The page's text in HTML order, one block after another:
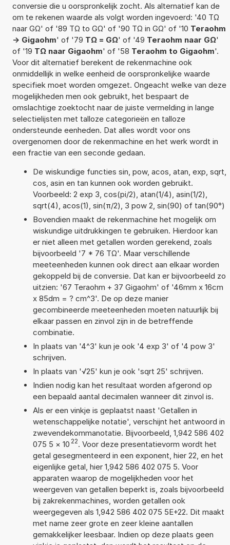
conversie die u oorspronkelijk zocht. Als alternatief kan de
om te rekenen waarde als volgt worden ingevoerd: '40 TΩ
naar GΩ' of '89 TΩ to GΩ' of '90 TΩ in GΩ' of '10 Teraohm
-> Gigaohm' of '79 TΩ = GΩ' of '49 Teraohm naar GΩ'
of '19 TΩ naar Gigaohm' of '58 Teraohm to Gigaohm'.
Voor dit alternatief berekent de rekenmachine ook
onmiddellijk in welke eenheid de oorspronkelijke waarde
specifiek moet worden omgezet. Ongeacht welke van deze
mogelijkheden men ook gebruikt, het bespaart de
omslachtige zoektocht naar de juiste vermelding in lange
selectielijsten met talloze categorieën en talloze
ondersteunde eenheden. Dat alles wordt voor ons
overgenomen door de rekenmachine en het werk wordt in
een fractie van een seconde gedaan.
De wiskundige functies sin, pow, acos, atan, exp, sqrt,
cos, asin en tan kunnen ook worden gebruikt.
Voorbeeld: 2 exp 3, cos(pi/2), atan(1/4), asin(1/2),
sqrt(4), acos(1), sin(π/2), 3 pow 2, sin(90) of tan(90°)
Bovendien maakt de rekenmachine het mogelijk om
wiskundige uitdrukkingen te gebruiken. Hierdoor kan
er niet alleen met getallen worden gerekend, zoals
bijvoorbeeld '7 * 76 TΩ'. Maar verschillende
meeteenheden kunnen ook direct aan elkaar worden
gekoppeld bij de conversie. Dat kan er bijvoorbeeld zo
uitzien: '67 Teraohm + 37 Gigaohm' of '46mm x 16cm
x 85dm = ? cm^3'. De op deze manier
gecombineerde meeteenheden moeten natuurlijk bij
elkaar passen en zinvol zijn in de betreffende
combinatie.
In plaats van '4^3' kun je ook '4 exp 3' of '4 pow 3'
schrijven.
In plaats van '√25' kun je ook 'sqrt 25' schrijven.
Indien nodig kan het resultaat worden afgerond op
een bepaald aantal decimalen wanneer dit zinvol is.
Als er een vinkje is geplaatst naast 'Getallen in
wetenschappelijke notatie', verschijnt het antwoord in
zwevendekommanotatie. Bijvoorbeeld, 1,942 586 402
075 5 × 10 22. Voor deze presentatievorm wordt het
getal gesegmenteerd in een exponent, hier 22, en het
eigenlijke getal, hier 1,942 586 402 075 5. Voor
apparaten waarop de mogelijkheden voor het
weergeven van getallen beperkt is, zoals bijvoorbeeld
bij zakrekenmachines, worden getallen ook
weergegeven als 1,942 586 402 075 5E+22. Dit maakt
met name zeer grote en zeer kleine aantallen
gemakkelijker leesbaar. Indien op deze plaats geen